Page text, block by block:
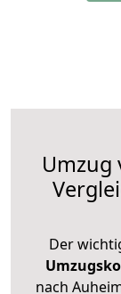
Umzug
Der
nach